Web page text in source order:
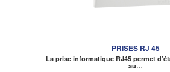
PRISES RJ 45
La prise informatique RJ45 permet
au…